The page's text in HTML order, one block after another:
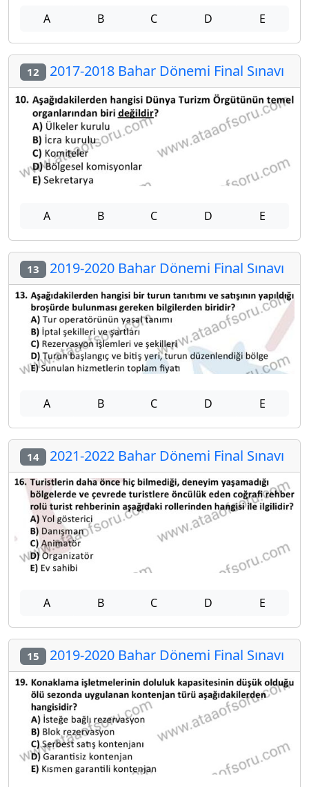
A B C D E
12 2017-2018 Bahar Dönemi Final Sınavı
A B C D E
13 2019-2020 Bahar Dönemi Final Sınavı
A B C D E
14 2021-2022 Bahar Dönemi Final Sınavı
A B C D E
15 2019-2020 Bahar Dönemi Final Sınavı